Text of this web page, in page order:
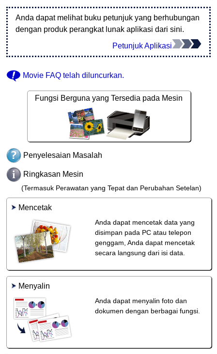
Anda dapat melihat buku petunjuk yang berhubungan
dengan produk perangkat lunak aplikasi dari sini.
Petunjuk Aplikasi
Movie FAQ telah diluncurkan.
Fungsi Berguna yang Tersedia pada Mesin
Penyelesaian Masalah
Ringkasan Mesin
(Termasuk Perawatan yang Tepat dan Perubahan Setelan)
Mencetak
Anda dapat mencetak data yang
disimpan pada PC atau telepon
genggam, Anda dapat mencetak
secara langsung dari isi data.
Menyalin
Anda dapat menyalin foto dan
dokumen dengan berbagai fungsi.